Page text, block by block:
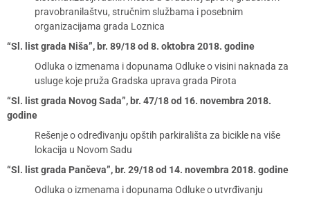
pravobranilaštvu, stručnim službama i posebnim
organizacijama grada Loznica
“Sl. list grada Niša”, br. 89/18 od 8. oktobra 2018. godine
Odluka o izmenama i dopunama Odluke o visini naknada za
usluge koje pruža Gradska uprava grada Pirota
“Sl. list grada Novog Sada”, br. 47/18 od 16. novembra 2018.
godine
Rešenje o određivanju opštih parkirališta za bicikle na više
lokacija u Novom Sadu
“Sl. list grada Pančeva”, br. 29/18 od 14. novembra 2018. godine
Odluka o izmenama i dopunama Odluke o utvrđivanju